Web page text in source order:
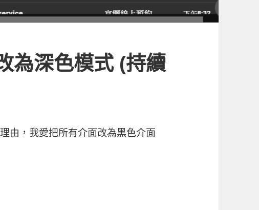
為深色模式 (持續
由，我愛把所有介面改為黑色介面